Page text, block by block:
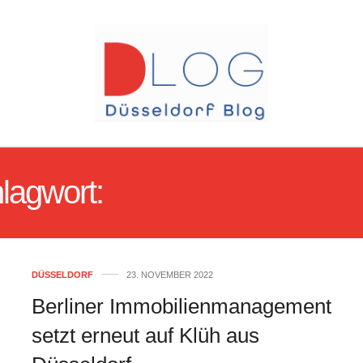
DÜSSELDORF 23. NOVEMBER 2022
Berliner Immobilienmanagement
setzt erneut auf Klüh aus